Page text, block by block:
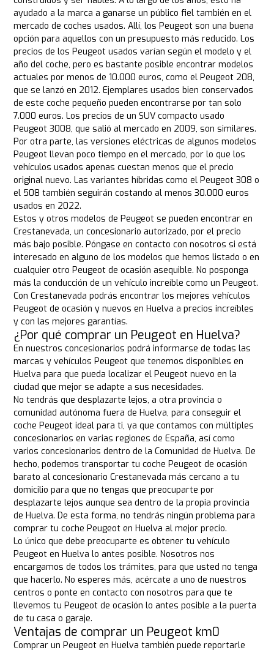
ayudado a la marca a ganarse un público fiel también en el
mercado de coches usados. Allí, los Peugeot son una buena
opción para aquellos con un presupuesto más reducido. Los
precios de los Peugeot usados varían según el modelo y el
año del coche, pero es bastante posible encontrar modelos
actuales por menos de 10.000 euros, como el Peugeot 208,
que se lanzó en 2012. Ejemplares usados bien conservados
de este coche pequeño pueden encontrarse por tan solo
7.000 euros. Los precios de un SUV compacto usado
Peugeot 3008, que salió al mercado en 2009, son similares.
Por otra parte, las versiones eléctricas de algunos modelos
Peugeot llevan poco tiempo en el mercado, por lo que los
vehículos usados apenas cuestan menos que el precio
original nuevo. Las variantes híbridas como el Peugeot 308 o
el 508 también seguirán costando al menos 30.000 euros
usados en 2022.
Estos y otros modelos de Peugeot se pueden encontrar en
Crestanevada, un concesionario autorizado, por el precio
más bajo posible. Póngase en contacto con nosotros si está
interesado en alguno de los modelos que hemos listado o en
cualquier otro Peugeot de ocasión asequible. No posponga
más la conducción de un vehículo increíble como un Peugeot.
Con Crestanevada podrás encontrar los mejores vehículos
Peugeot de ocasión y nuevos en Huelva a precios increíbles
y con las mejores garantías.
¿Por qué comprar un Peugeot en Huelva?
En nuestros concesionarios podrá informarse de todas las
marcas y vehículos Peugeot que tenemos disponibles en
Huelva para que pueda localizar el Peugeot nuevo en la
ciudad que mejor se adapte a sus necesidades.
No tendrás que desplazarte lejos, a otra provincia o
comunidad autónoma fuera de Huelva, para conseguir el
coche Peugeot ideal para ti, ya que contamos con múltiples
concesionarios en varias regiones de España, así como
varios concesionarios dentro de la Comunidad de Huelva. De
hecho, podemos transportar tu coche Peugeot de ocasión
barato al concesionario Crestanevada más cercano a tu
domicilio para que no tengas que preocuparte por
desplazarte lejos aunque sea dentro de la propia provincia
de Huelva. De esta forma, no tendrás ningún problema para
comprar tu coche Peugeot en Huelva al mejor precio.
Lo único que debe preocuparte es obtener tu vehículo
Peugeot en Huelva lo antes posible. Nosotros nos
encargamos de todos los trámites, para que usted no tenga
que hacerlo. No esperes más, acércate a uno de nuestros
centros o ponte en contacto con nosotros para que te
llevemos tu Peugeot de ocasión lo antes posible a la puerta
de tu casa o garaje.
Ventajas de comprar un Peugeot km0
Comprar un Peugeot en Huelva también puede reportarle